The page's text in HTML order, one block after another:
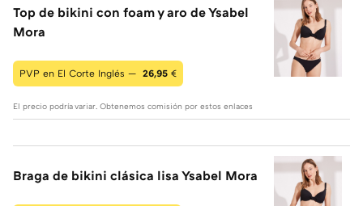
Top de bikini con foam y aro de Ysabel
Mora
PVP en El Corte Inglés — 26,95 €
El precio podría variar. Obtenemos comisión por estos enlaces
Braga de bikini clásica lisa Ysabel Mora